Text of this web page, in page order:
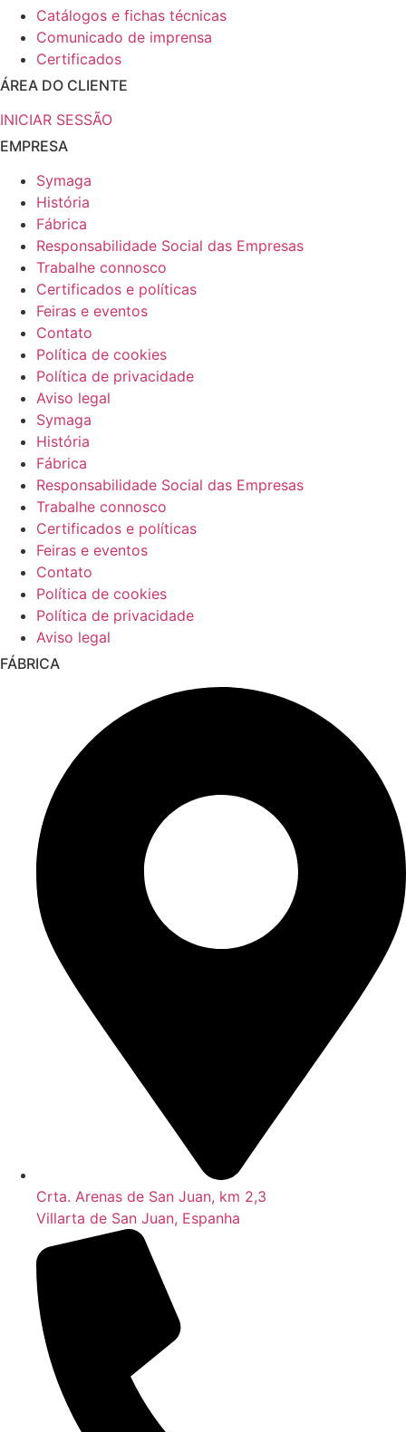
Catálogos e fichas técnicas
Comunicado de imprensa
Certificados
ÁREA DO CLIENTE
INICIAR SESSÃO
EMPRESA
Symaga
História
Fábrica
Responsabilidade Social das Empresas
Trabalhe connosco
Certificados e políticas
Feiras e eventos
Contato
Política de cookies
Política de privacidade
Aviso legal
Symaga
História
Fábrica
Responsabilidade Social das Empresas
Trabalhe connosco
Certificados e políticas
Feiras e eventos
Contato
Política de cookies
Política de privacidade
Aviso legal
FÁBRICA
Crta. Arenas de San Juan, km 2,3
Villarta de San Juan, Espanha